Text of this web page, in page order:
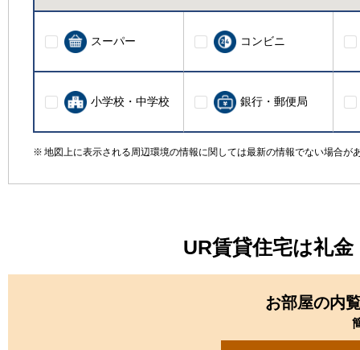
スーパー コンビニ
小学校・中学校 銀行・郵便局
地図上に表示される周辺環境の情報に関しては最新の情報でない場合
UR賃貸住宅は礼
お部屋の内